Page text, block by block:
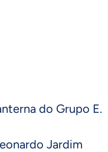
do Grupo E.
Jardim